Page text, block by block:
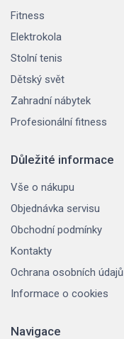
Fitness
Elektrokola
Stolní tenis
Dětský svět
Zahradní nábytek
Profesionální fitness
Důležité informace
Vše o nákupu
Objednávka servisu
Obchodní podmínky
Kontakty
Ochrana osobních údajů
Informace o cookies
Navigace